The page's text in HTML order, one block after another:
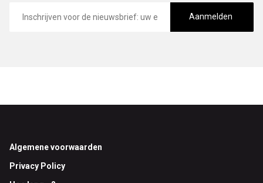
mailadres
Aanmelden
Footer
Algemene voorwaarden
Privacy Policy